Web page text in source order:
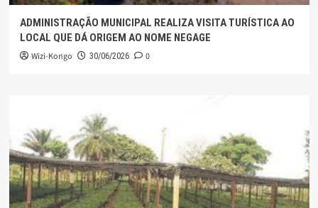
ADMINISTRAÇÃO MUNICIPAL REALIZA VISITA TURÍSTICA AO
LOCAL QUE DÁ ORIGEM AO NOME NEGAGE
Wizi-Kongo 30/06/2026 0